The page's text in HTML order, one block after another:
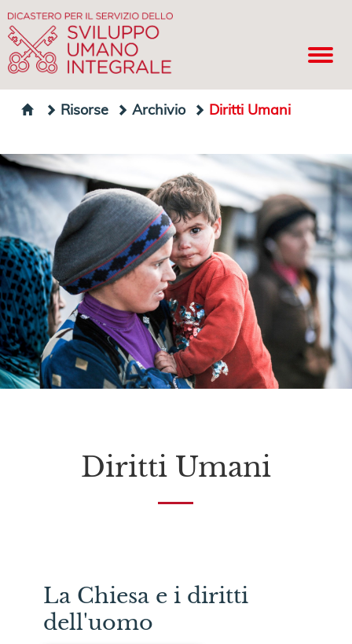
Risorse Archivio Diritti Umani
Diritti Umani
La Chiesa e i diritti
dell'uomo